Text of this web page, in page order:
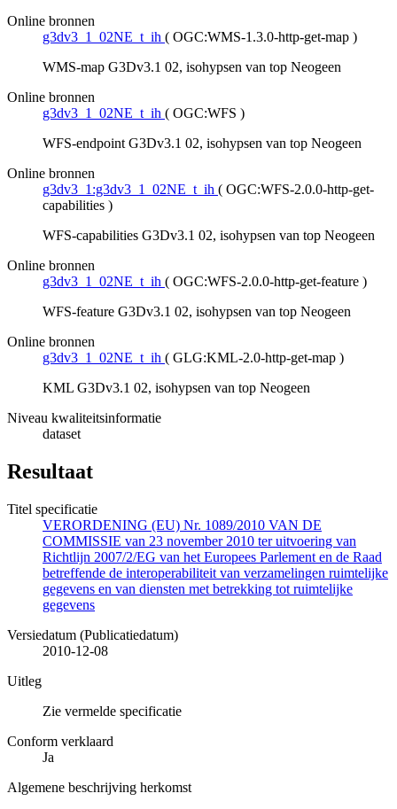
Online bronnen
g3dv3_1_02NE_t_ih ( OGC:WMS-1.3.0-http-get-map )
WMS-map G3Dv3.1 02, isohypsen van top Neogeen
Online bronnen
g3dv3_1_02NE_t_ih ( OGC:WFS )
WFS-endpoint G3Dv3.1 02, isohypsen van top Neogeen
Online bronnen
g3dv3_1:g3dv3_1_02NE_t_ih ( OGC:WFS-2.0.0-http-get-
capabilities )
WFS-capabilities G3Dv3.1 02, isohypsen van top Neogeen
Online bronnen
g3dv3_1_02NE_t_ih ( OGC:WFS-2.0.0-http-get-feature )
WFS-feature G3Dv3.1 02, isohypsen van top Neogeen
Online bronnen
g3dv3_1_02NE_t_ih ( GLG:KML-2.0-http-get-map )
KML G3Dv3.1 02, isohypsen van top Neogeen
Niveau kwaliteitsinformatie
dataset
Resultaat
Titel specificatie
VERORDENING (EU) Nr. 1089/2010 VAN DE
COMMISSIE van 23 november 2010 ter uitvoering van
Richtlijn 2007/2/EG van het Europees Parlement en de Raad
betreffende de interoperabiliteit van verzamelingen ruimtelijke
gegevens en van diensten met betrekking tot ruimtelijke
gegevens
Versiedatum (Publicatiedatum)
2010-12-08
Uitleg
Zie vermelde specificatie
Conform verklaard
Ja
Algemene beschrijving herkomst